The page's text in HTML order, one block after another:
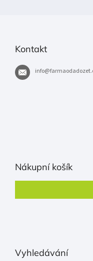
Kontakt
info@
Nákupní košík
Vyhledávání